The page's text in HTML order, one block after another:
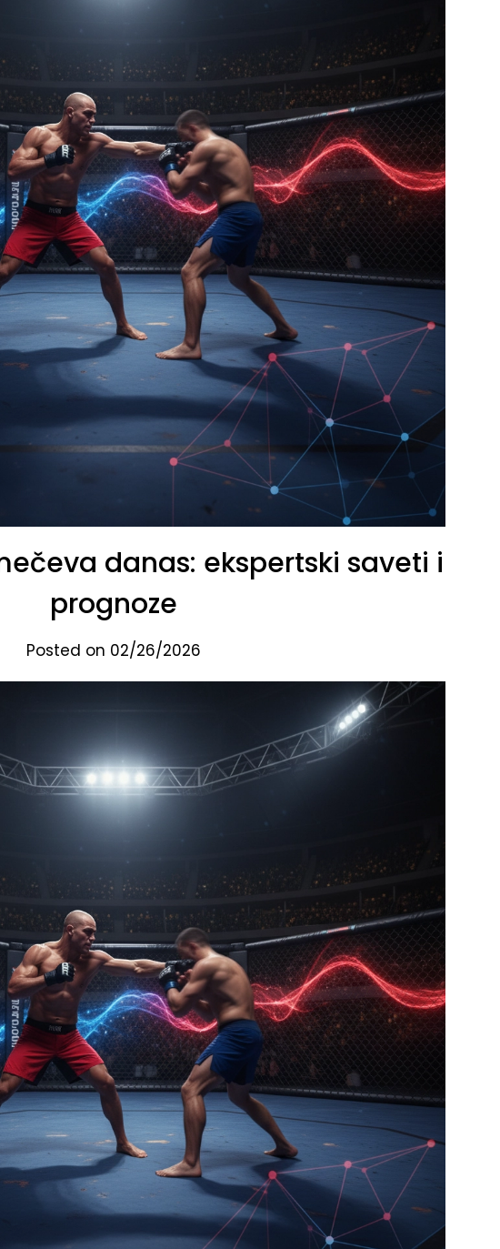
danas: ekspertski saveti i
prognoze
Posted on 02/26/2026